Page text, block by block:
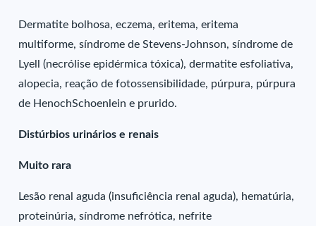
Dermatite bolhosa, eczema, eritema, eritema
multiforme, síndrome de Stevens-Johnson, síndrome de
Lyell (necrólise epidérmica tóxica), dermatite esfoliativa,
alopecia, reação de fotossensibilidade, púrpura, púrpura
de HenochSchoenlein e prurido.
Distúrbios urinários e renais
Muito rara
Lesão renal aguda (insuficiência renal aguda), hematúria,
proteinúria, síndrome nefrótica, nefrite